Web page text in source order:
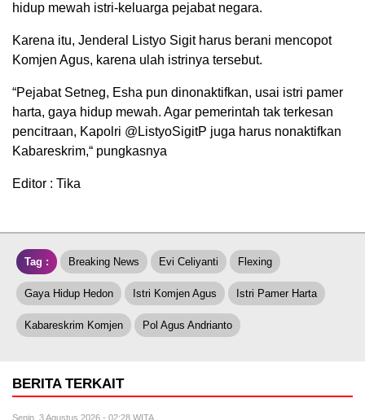
hidup mewah istri-keluarga pejabat negara.
Karena itu, Jenderal Listyo Sigit harus berani mencopot
Komjen Agus, karena ulah istrinya tersebut.
“Pejabat Setneg, Esha pun dinonaktifkan, usai istri pamer
harta, gaya hidup mewah. Agar pemerintah tak terkesan
pencitraan, Kapolri @ListyoSigitP juga harus nonaktifkan
Kabareskrim,“ pungkasnya
Editor : Tika
Tag : Breaking News Evi Celiyanti Flexing
Gaya Hidup Hedon Istri Komjen Agus Istri Pamer Harta
Kabareskrim Komjen Pol Agus Andrianto
BERITA TERKAIT
Senin, 3 Agustus 2026 - 02:28 WITA